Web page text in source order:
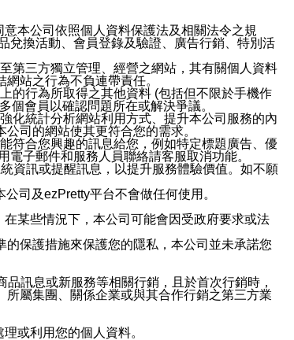
本公司依照個人資料保護法及相關法令之規
兌換活動、會員登錄及驗證、廣告行銷、特別活
第三方獨立管理、經營之網站，其有關個人資料
站之行為不負連帶責任。
的行為所取得之其他資料 (包括但不限於手機作
會員以確認問題所在或解決爭議。
化統計分析網站利用方式、提升本公司服務的內
司的網站使其更符合您的需求。
符合您興趣的訊息給您，例如特定標題廣告、優
子郵件和服務人員聯絡請客服取消功能。
資訊或提醒訊息，以提升服務體驗價值。如不願
司及ezPretty平台不會做任何使用。
某些情況下，本公司可能會因受政府要求或法
保護措施來保護您的隱私，本公司並未承諾您
訊息或新服務等相關行銷，且於首次行銷時，
屬集團、關係企業或與其合作行銷之第三方業
或利用您的個人資料。